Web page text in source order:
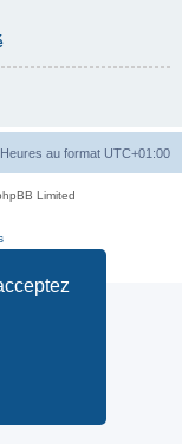
Heures au format UTC+01:00
Limited